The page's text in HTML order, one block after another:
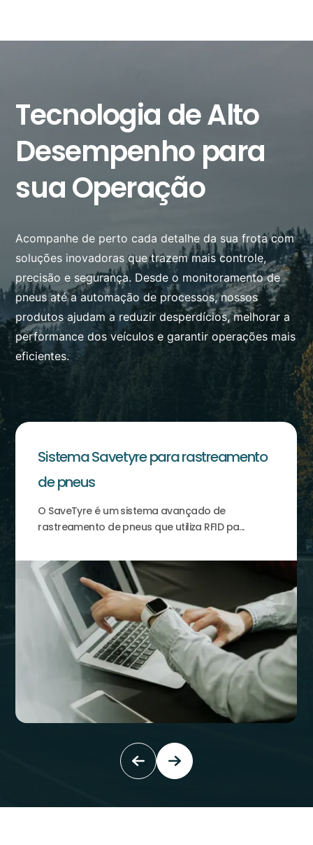
Tecnologia de Alto
Desempenho para
sua Operação
Acompanhe de perto cada detalhe da sua frota com
soluções inovadoras que trazem mais controle,
precisão e segurança. Desde o monitoramento de
pneus até a automação de processos, nossos
produtos ajudam a reduzir desperdícios, melhorar a
performance dos veículos e garantir operações mais
eficientes.
Sistema Savetyre para rastreamento
de pneus
O SaveTyre é um sistema avançado de
rastreamento de pneus que utiliza RFID pa...